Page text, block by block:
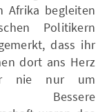
Afrika begleiten
Politikern
dass ihr
dort ans Herz
nie nur um
Bessere